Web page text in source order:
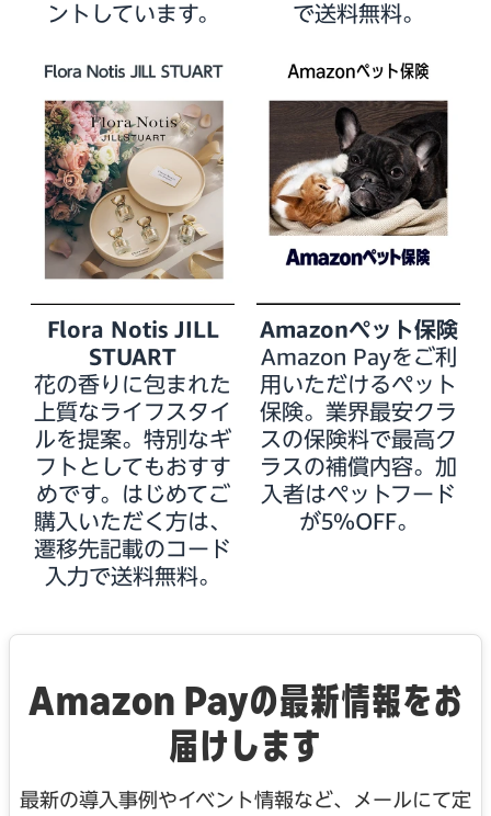
ントしています。
で送料無料。
Flora Notis JILL
STUART
花の香りに包まれた
上質なライフスタイ
ルを提案。特別なギ
フトとしてもおすす
めです。はじめてご
購入いただく方は、
遷移先記載のコード
入力で送料無料。
Amazonペット保険
Amazon Payをご利
用いただけるペット
保険。業界最安クラ
スの保険料で最高ク
ラスの補償内容。加
入者はペットフード
が5%OFF。
Amazon Payの最新情報をお
届けします
最新の導入事例やイベント情報など、メールにて定